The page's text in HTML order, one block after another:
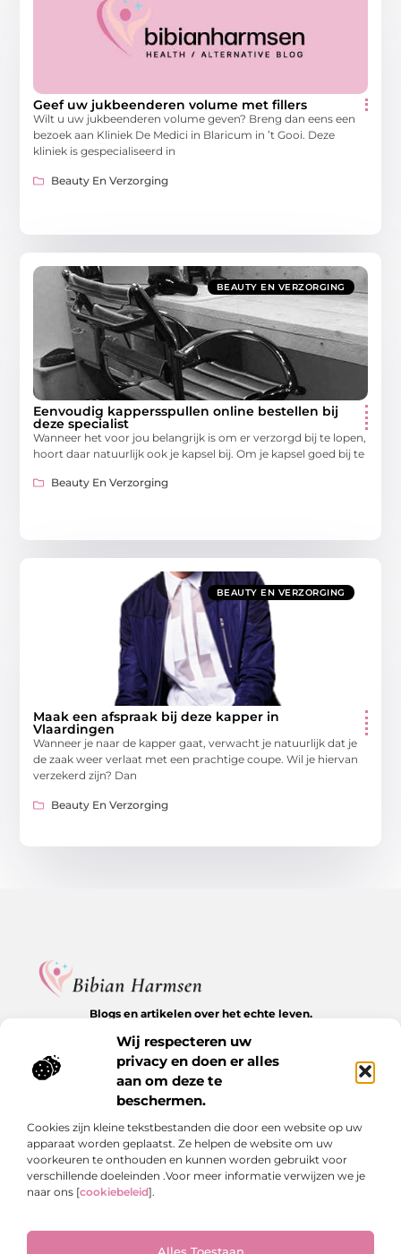
Wij respecteren uw
privacy en doen er alles
aan om deze te
beschermen.
Cookies zijn kleine tekstbestanden die door een website op uw
apparaat worden geplaatst. Ze helpen de website om uw
voorkeuren te onthouden en kunnen worden gebruikt voor
verschillende doeleinden .Voor meer informatie verwijzen we je
naar ons [cookiebeleid].
Alles Toestaan
Geef uw jukbeenderen volume met fillers
Wilt u uw jukbeenderen volume geven? Breng dan eens een
bezoek aan Kliniek De Medici in Blaricum in ’t Gooi. Deze
kliniek is gespecialiseerd in
Beauty En Verzorging
BEAUTY EN VERZORGING
Eenvoudig kappersspullen online bestellen bij
deze specialist
Wanneer het voor jou belangrijk is om er verzorgd bij te lopen,
hoort daar natuurlijk ook je kapsel bij. Om je kapsel goed bij te
Beauty En Verzorging
BEAUTY EN VERZORGING
Maak een afspraak bij deze kapper in
Vlaardingen
Wanneer je naar de kapper gaat, verwacht je natuurlijk dat je
de zaak weer verlaat met een prachtige coupe. Wil je hiervan
verzekerd zijn? Dan
Beauty En Verzorging
Blogs en artikelen over het echte leven.
waardevolle inzichten op BibianHarmsen.nl.
Bericht categorie
Onze informatie